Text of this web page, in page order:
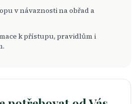
v návaznosti na obřad a
k přístupu, pravidlům i